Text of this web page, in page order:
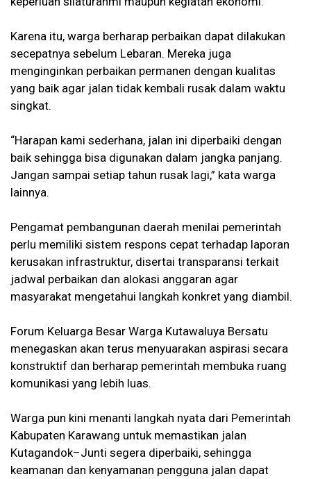
Karena itu, warga berharap perbaikan dapat dilakukan
secepatnya sebelum Lebaran. Mereka juga
menginginkan perbaikan permanen dengan kualitas
yang baik agar jalan tidak kembali rusak dalam waktu
singkat.
“Harapan kami sederhana, jalan ini diperbaiki dengan
baik sehingga bisa digunakan dalam jangka panjang.
Jangan sampai setiap tahun rusak lagi,” kata warga
lainnya.
Pengamat pembangunan daerah menilai pemerintah
perlu memiliki sistem respons cepat terhadap laporan
kerusakan infrastruktur, disertai transparansi terkait
jadwal perbaikan dan alokasi anggaran agar
masyarakat mengetahui langkah konkret yang diambil.
Forum Keluarga Besar Warga Kutawaluya Bersatu
menegaskan akan terus menyuarakan aspirasi secara
konstruktif dan berharap pemerintah membuka ruang
komunikasi yang lebih luas.
Warga pun kini menanti langkah nyata dari Pemerintah
Kabupaten Karawang untuk memastikan jalan
Kutagandok–Junti segera diperbaiki, sehingga
keamanan dan kenyamanan pengguna jalan dapat